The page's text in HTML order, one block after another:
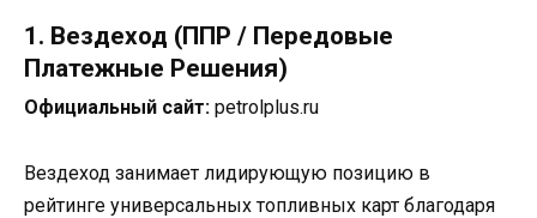
1. Вездеход (ППР / Передовые
Платежные Решения)
Официальный сайт: petrolplus.ru
Вездеход занимает лидирующую позицию в
рейтинге универсальных топливных карт благодаря